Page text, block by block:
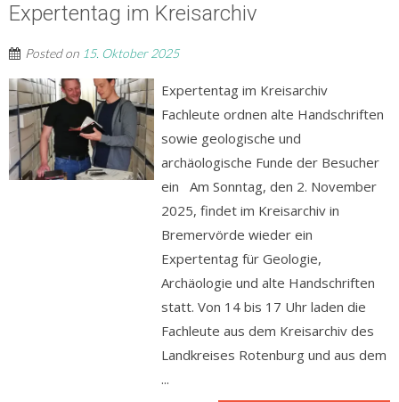
Expertentag im Kreisarchiv
Posted on 15. Oktober 2025
Expertentag im Kreisarchiv
Fachleute ordnen alte Handschriften
sowie geologische und
archäologische Funde der Besucher
ein Am Sonntag, den 2. November
2025, findet im Kreisarchiv in
Bremervörde wieder ein
Expertentag für Geologie,
Archäologie und alte Handschriften
statt. Von 14 bis 17 Uhr laden die
Fachleute aus dem Kreisarchiv des
Landkreises Rotenburg und aus dem
...